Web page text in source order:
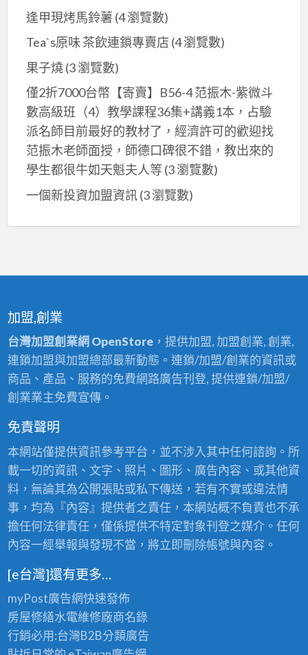
逢甲現烤馬鈴薯 (4 瀏覽數)
Tea`s原味 茶飲連鎖專賣店 (4 瀏覽數)
果子燒(3 瀏覽數)
僅2折7000台幣【寄賣】B56-4 范振木-紫微斗
數高級班（4）教學課程36集+講義1本，占驗
派名師目前最好的教材了，經濟許可的歡迎找
范振木老師面授，師德口碑很不錯，教出來的
學生都很牛如天魁夫人等(3 瀏覽數)
一個新投資加盟資訊(3 瀏覽數)
加盟,創業
台灣加盟創業網 OpenStore，提供加盟, 加盟創業, 創業,
連鎖加盟與加盟總部最新動態。連鎖/加盟/創業的資訊或
商品、產品、服務的免費網路廣告刊登, 提供連鎖/加盟/
創業業主免費宣傳。
免責聲明
本網站僅提供資訊參考平台，並不涉入其中任何諮詢。所
載一切的資訊、文字、照片、圖形、廣告內容、或其他資
料，無論其為公開張貼或私下傳送，若有不實或違法情
事，均為『內容』提供者之責任，本網站概不負責也不承
擔任何法律責任，僅係提供不特定對象刊登之媒介。任何
內容一經舉報與發現不當，將立即刪除帳號與內容。
[e台灣]還有更多…
myPost廣告網快速發佈
房屋修繕水電維修廠商名錄
行銷必用:台灣B2B分類廣告